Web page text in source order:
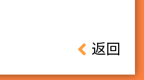
返回